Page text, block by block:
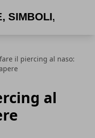
il piercing al naso:
al